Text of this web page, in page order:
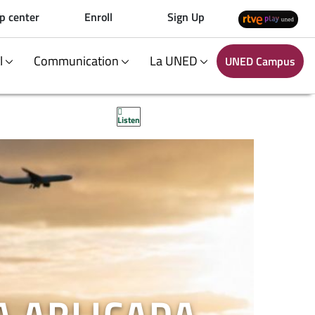
center Enroll Sign Up
Communication La UNED UNED Campus
Listen